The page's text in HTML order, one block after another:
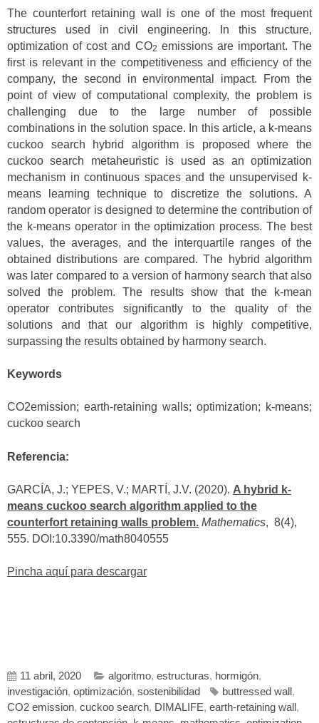
The counterfort retaining wall is one of the most frequent
structures used in civil engineering. In this structure,
optimization of cost and CO2 emissions are important. The
first is relevant in the competitiveness and efficiency of the
company, the second in environmental impact. From the
point of view of computational complexity, the problem is
challenging due to the large number of possible
combinations in the solution space. In this article, a k-means
cuckoo search hybrid algorithm is proposed where the
cuckoo search metaheuristic is used as an optimization
mechanism in continuous spaces and the unsupervised k-
means learning technique to discretize the solutions. A
random operator is designed to determine the contribution of
the k-means operator in the optimization process. The best
values, the averages, and the interquartile ranges of the
obtained distributions are compared. The hybrid algorithm
was later compared to a version of harmony search that also
solved the problem. The results show that the k-mean
operator contributes significantly to the quality of the
solutions and that our algorithm is highly competitive,
surpassing the results obtained by harmony search.
Keywords
CO2emission; earth-retaining walls; optimization; k-means;
cuckoo search
Referencia:
GARCÍA, J.; YEPES, V.; MARTÍ, J.V. (2020). A hybrid k-
means cuckoo search algorithm applied to the
counterfort retaining walls problem. Mathematics, 8(4),
555. DOI:10.3390/math8040555
Pincha aquí para descargar
11 abril, 2020 algoritmo, estructuras, hormigón,
investigación, optimización, sostenibilidad buttressed wall ,
CO2 emission, cuckoo search, DIMALIFE, earth-retaining wall ,